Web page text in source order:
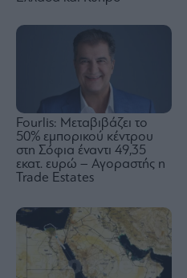
Fourlis: Μεταβιβάζει το
50% εμπορικού κέντρου
στη Σόφια έναντι 49,35
εκατ. ευρώ – Αγοραστής η
Trade Estates